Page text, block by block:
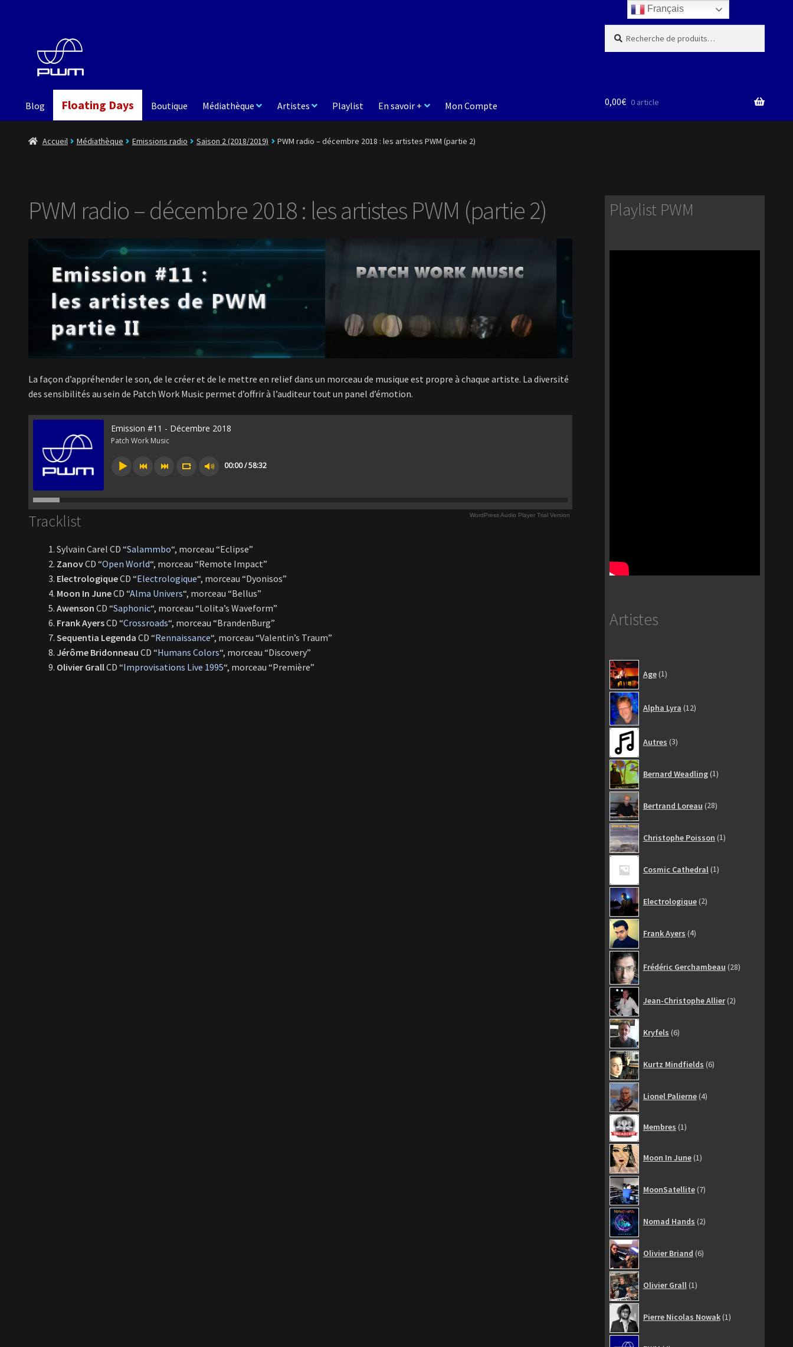
navigation
contenu
pour :
Blog Floating Days Boutique Médiathèque Artistes Playlist En savoir + Mon Compte 0,00€ 0 article
Accueil Médiathèque Emissions radio Saison 2 (2018/2019) PWM radio – décembre 2018 : les artistes PWM (partie 2)
PWM radio – décembre 2018 : les artistes PWM (partie 2)
La façon d’appréhender le son, de le créer et de le mettre en relief dans un morceau de musique est propre à chaque artiste. La diversité
des sensibilités au sein de Patch Work Music permet d’offrir à l’auditeur tout un panel d’émotion.
Emission #11 - Décembre 2018
Patch Work Music
00:00 / 58:32
WordPress Audio Player Trial Version
Tracklist
Sylvain Carel CD “Salammbo“, morceau “Eclipse”
ZanovCD “Open World“, morceau “Remote Impact”
ElectrologiqueCD “Electrologique“, morceau “Dyonisos”
Moon In JuneCD “Alma Univers“, morceau “Bellus”
Awenson CD “Saphonic“, morceau “Lolita’s Waveform”
Frank AyersCD “Crossroads“, morceau “BrandenBurg”
Sequentia Legenda CD “Rennaissance“, morceau “Valentin’s Traum”
Jérôme Bridonneau CD “Humans Colors“, morceau “Discovery”
Olivier GrallCD “Improvisations Live 1995“, morceau “Première”
Playlist PWM
Artistes
Age 1produit
Alpha Lyra 12produits
Autres 3produits
Bernard Weadling 1produit
Bertrand Loreau 28produits
Christophe Poisson 1produit
Cosmic Cathedral 1produit
Electrologique 2produits
Frank Ayers 4produits
Frédéric Gerchambeau 28produits
Jean-Christophe Allier 2produits
Kryfels 6produits
Kurtz Mindfields 6produits
Lionel Palierne 4produits
Membres 1
produit
Moon In June 1produit
MoonSatellite 7produits
Nomad Hands 2produits
Olivier Briand 6produits
Olivier Grall 1produit
Pierre Nicolas Nowak 1produit
Français